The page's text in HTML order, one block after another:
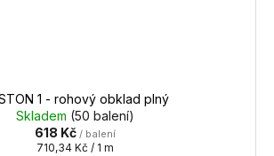
1 - rohový obklad plný
Skladem (50 balení)
618 Kč / balení
Měrná
710,34 Kč / 1 m